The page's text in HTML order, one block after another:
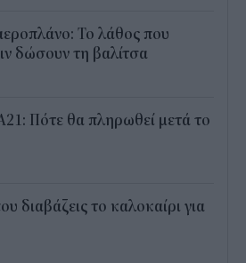
Το λάθος που
δώσουν τη βαλίτσα
Πότε θα πληρωθεί μετά το
διαβάζεις το καλοκαίρι για